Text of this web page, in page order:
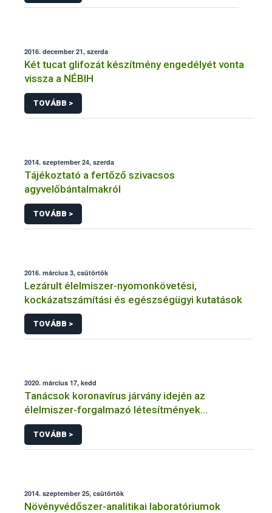
2016. december 21, szerda
Két tucat glifozát készítmény engedélyét vonta
vissza a NÉBIH
TOVÁBB >
2014. szeptember 24, szerda
Tájékoztató a fertőző szivacsos
agyvelőbántalmakról
TOVÁBB >
2016. március 3, csütörtök
Lezárult élelmiszer-nyomonkövetési,
kockázatszámítási és egészségügyi kutatások
TOVÁBB >
2020. március 17, kedd
Tanácsok koronavírus járvány idején az
élelmiszer-forgalmazó létesítmények
üzemeltetőinek
TOVÁBB >
2014. szeptember 25, csütörtök
Növényvédőszer-analitikai laboratóriumok